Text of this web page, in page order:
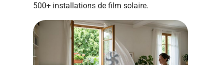
500+ installations de film solaire.